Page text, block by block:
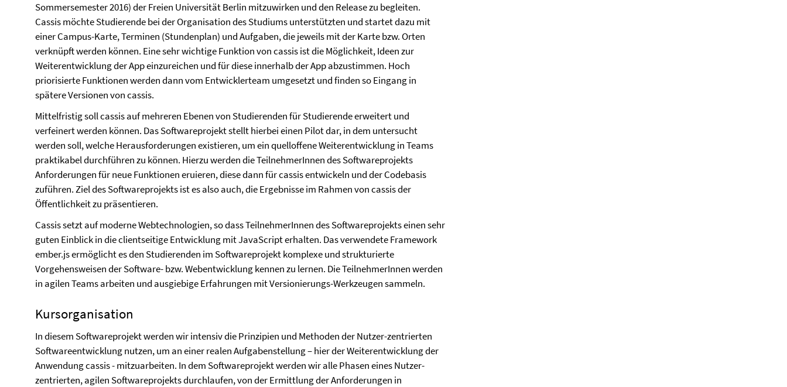
Sommersemester 2016) der Freien Universität Berlin mitzuwirken und den Release zu begleiten.
Cassis möchte Studierende bei der Organisation des Studiums unterstützten und startet dazu mit
einer Campus-Karte, Terminen (Stundenplan) und Aufgaben, die jeweils mit der Karte bzw. Orten
verknüpft werden können. Eine sehr wichtige Funktion von cassis ist die Möglichkeit, Ideen zur
Weiterentwicklung der App einzureichen und für diese innerhalb der App abzustimmen. Hoch
priorisierte Funktionen werden dann vom Entwicklerteam umgesetzt und finden so Eingang in
spätere Versionen von cassis.
Mittelfristig soll cassis auf mehreren Ebenen von Studierenden für Studierende erweitert und
verfeinert werden können. Das Softwareprojekt stellt hierbei einen Pilot dar, in dem untersucht
werden soll, welche Herausforderungen existieren, um ein quelloffene Weiterentwicklung in Teams
praktikabel durchführen zu können. Hierzu werden die TeilnehmerInnen des Softwareprojekts
Anforderungen für neue Funktionen eruieren, diese dann für cassis entwickeln und der Codebasis
zuführen. Ziel des Softwareprojekts ist es also auch, die Ergebnisse im Rahmen von cassis der
Öffentlichkeit zu präsentieren.
Cassis setzt auf moderne Webtechnologien, so dass TeilnehmerInnen des Softwareprojekts einen sehr
guten Einblick in die clientseitige Entwicklung mit JavaScript erhalten. Das verwendete Framework
ember.js ermöglicht es den Studierenden im Softwareprojekt komplexe und strukturierte
Vorgehensweisen der Software- bzw. Webentwicklung kennen zu lernen. Die TeilnehmerInnen werden
in agilen Teams arbeiten und ausgiebige Erfahrungen mit Versionierungs-Werkzeugen sammeln.
Kursorganisation
In diesem Softwareprojekt werden wir intensiv die Prinzipien und Methoden der Nutzer-zentrierten
Softwareentwicklung nutzen, um an einer realen Aufgabenstellung – hier der Weiterentwicklung der
Anwendung cassis - mitzuarbeiten. In dem Softwareprojekt werden wir alle Phasen eines Nutzer-
zentrierten, agilen Softwareprojekts durchlaufen, von der Ermittlung der Anforderungen in